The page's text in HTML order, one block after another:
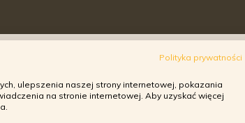
Polityka prywatności
ulepszenia naszej strony internetowej, pokazania
na stronie internetowej. Aby uzyskać więcej